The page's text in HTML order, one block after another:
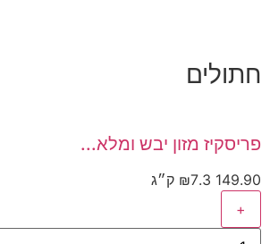
חתולים
פריסקיז מזון יבש ומלא...
149.90
₪7.3 ק״ג
+